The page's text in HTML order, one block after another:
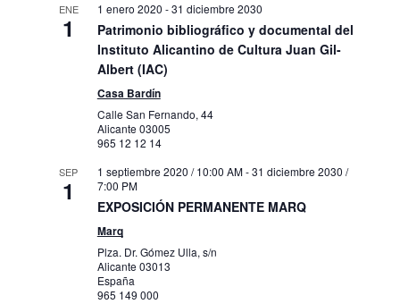
ENE
1
1 enero 2020 -31 diciembre 2030
Patrimonio bibliográfico y documental del
Instituto Alicantino de Cultura Juan Gil-
Albert (IAC)
Casa Bardín
Calle San Fernando, 44
Alicante 03005
965 12 12 14
SEP
1
1 septiembre 2020 / 10:00 AM-31 diciembre 2030 /
7:00 PM
EXPOSICIÓN PERMANENTE MARQ
Marq
Plza. Dr. Gómez Ulla, s/n
Alicante 03013
España
965 149 000